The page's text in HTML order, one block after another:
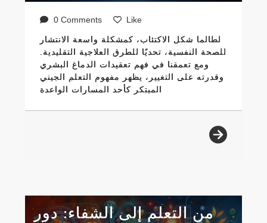
0 Comments Like
لطالما شكل الاكتئاب، كمشكلة واسعة الانتشار
للصحة النفسية، تحديًا للطرق العلاجية التقليدية.
ومع تعمقنا في فهم تعقيدات الدماغ البشري
وقدرته على التغيير، يظهر مفهوم التعلم الجيني
المبتكر كأحد المسارات الواعدة
من التعلم إلى الشفاء: دور